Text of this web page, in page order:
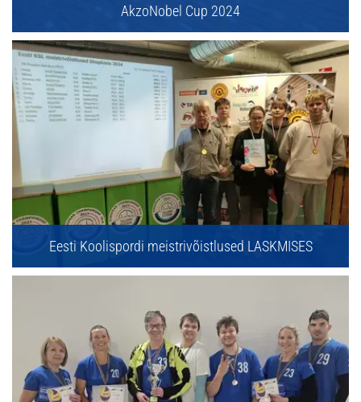
AkzoNobel Cup 2024
Eesti Koolispordi meistrivõistlused LASKMISES